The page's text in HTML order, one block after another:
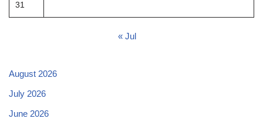
31
« Jul
August 2026
July 2026
June 2026